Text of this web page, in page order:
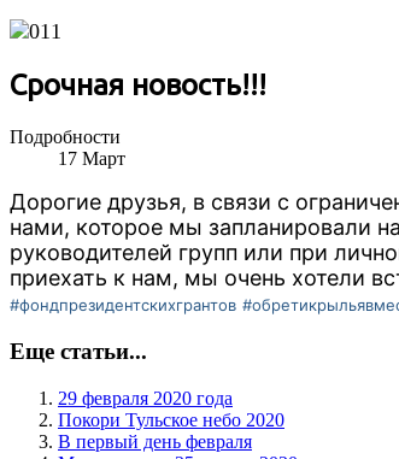
Срочная новость!!!
Подробности
17 Март
Дорогие друзья, в связи с
нами, которое мы запланировали
руководителей групп или при
приехать к нам, мы очень хотели
#фондпрезидентскихгрантов
Еще статьи...
29 февраля 2020 года
Покори Тульское небо 2020
В первый день февраля